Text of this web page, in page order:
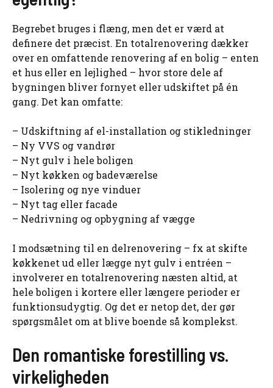
Begrebet bruges i flæng, men det er værd at
definere det præcist. En totalrenovering dækker
over en omfattende renovering af en bolig – enten
et hus eller en lejlighed – hvor store dele af
bygningen bliver fornyet eller udskiftet på én
gang. Det kan omfatte:
– Udskiftning af el-installation og stikledninger
– Ny VVS og vandrør
– Nyt gulv i hele boligen
– Nyt køkken og badeværelse
– Isolering og nye vinduer
– Nyt tag eller facade
– Nedrivning og opbygning af vægge
I modsætning til en delrenovering – fx at skifte
køkkenet ud eller lægge nyt gulv i entréen –
involverer en totalrenovering næsten altid, at
hele boligen i kortere eller længere perioder er
funktionsudygtig. Og det er netop det, der gør
spørgsmålet om at blive boende så komplekst.
Den romantiske forestilling vs.
virkeligheden